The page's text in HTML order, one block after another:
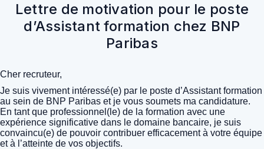
Lettre de motivation pour le poste
d’Assistant formation chez BNP
Paribas
Cher recruteur,
Je suis vivement intéressé(e) par le poste d’Assistant formation
au sein de BNP Paribas et je vous soumets ma candidature.
En tant que professionnel(le) de la formation avec une
expérience significative dans le domaine bancaire, je suis
convaincu(e) de pouvoir contribuer efficacement à votre équipe
et à l’atteinte de vos objectifs.